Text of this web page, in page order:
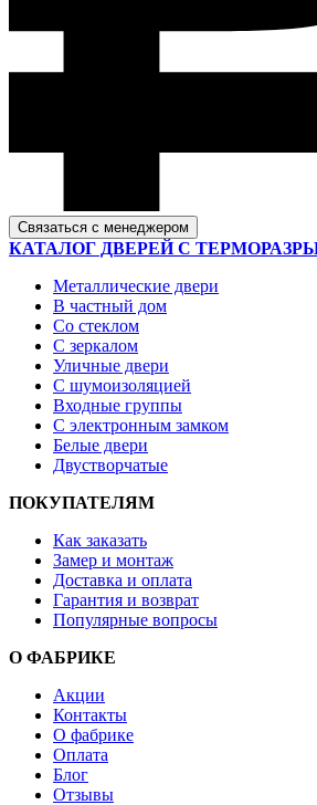
Связаться с менеджером
КАТАЛОГ ДВЕРЕЙ С
Металлические двери
В частный дом
Со стеклом
С зеркалом
Уличные двери
С шумоизоляцией
Входные группы
С электронным замком
Белые двери
Двустворчатые
ПОКУПАТЕЛЯМ
Как заказать
Замер и монтаж
Доставка и оплата
Гарантия и возврат
Популярные вопросы
О ФАБРИКЕ
Акции
Контакты
О фабрике
Оплата
Блог
Отзывы